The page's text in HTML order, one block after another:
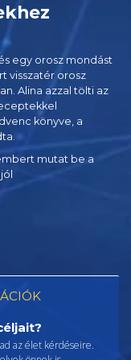
egy orosz mondást
visszatér orosz
Alina azzal tölti az
könyve, a
mutat be a
az élet kérdéseire.